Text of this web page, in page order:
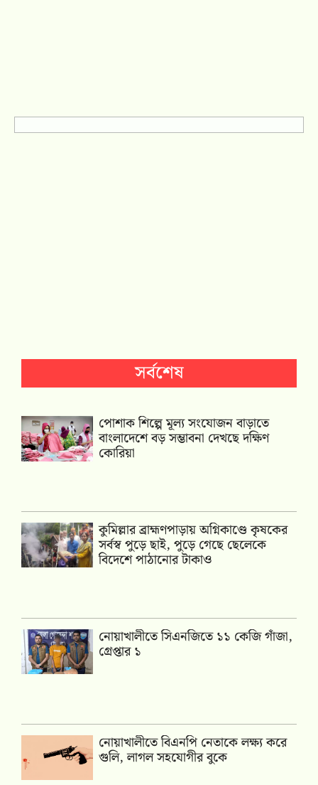
সর্বশেষ
পোশাক শিল্পে মূল্য সংযোজন বাড়াতে
বাংলাদেশে বড় সম্ভাবনা দেখছে দক্ষিণ
কোরিয়া
কুমিল্লার ব্রাহ্মণপাড়ায় অগ্নিকাণ্ডে কৃষকের
সর্বস্ব পুড়ে ছাই, পুড়ে গেছে ছেলেকে
বিদেশে পাঠানোর টাকাও
নোয়াখালীতে সিএনজিতে ১১ কেজি গাঁজা,
গ্রেপ্তার ১
নোয়াখালীতে বিএনপি নেতাকে লক্ষ্য করে
গুলি, লাগল সহযোগীর বুকে